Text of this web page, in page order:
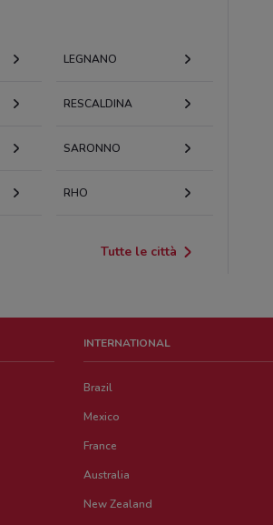
LEGNANO
RESCALDINA
SARONNO
RHO
Tutte le città
INTERNATIONAL
Brazil
Mexico
France
Australia
New Zealand